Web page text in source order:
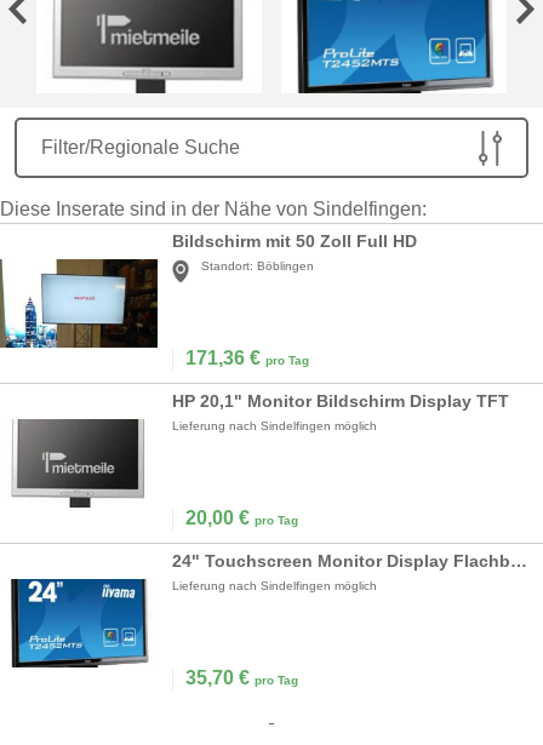
Filter/Regionale Suche
Diese Inserate sind in der Nähe von Sindelfingen:
Bildschirm mit 50 Zoll Full HD
Standort: Böblingen
171,36 € pro Tag
HP 20,1" Monitor Bildschirm Display TFT
Lieferung nach Sindelfingen möglich
20,00 € pro Tag
24" Touchscreen Monitor Display Flachbildschirm
Lieferung nach Sindelfingen möglich
35,70 € pro Tag